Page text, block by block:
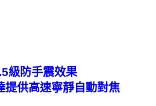
級防手震效果
提供高速寧靜自動對焦